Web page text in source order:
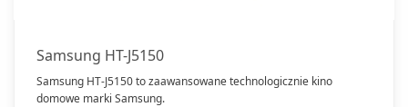
Samsung HT-J5150
Samsung HT-J5150 to zaawansowane technologicznie kino
domowe marki Samsung.